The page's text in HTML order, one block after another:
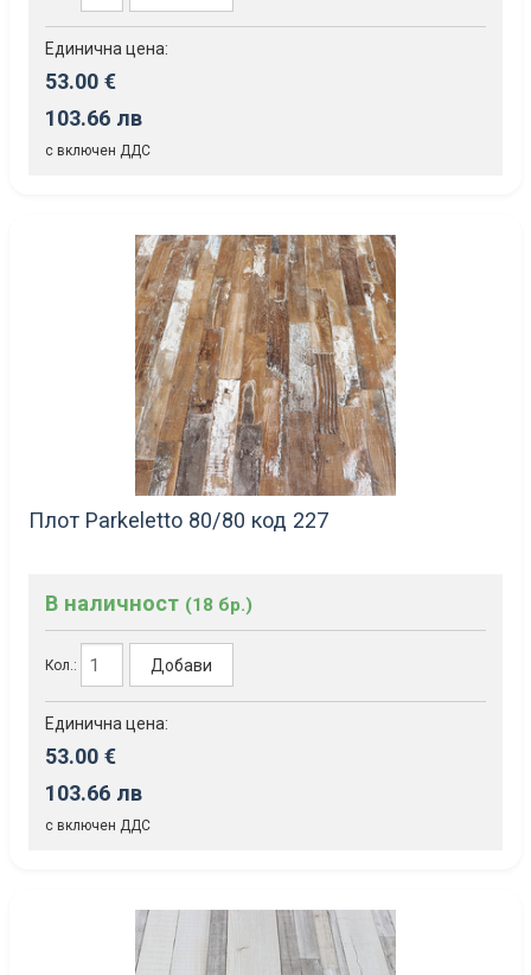
Единична цена:
53.00 €
103.66 лв
с включен ДДС
Плот Parkeletto 80/80 код 227
В наличност (18 бр.)
Кол.: Добави
Единична цена:
53.00 €
103.66 лв
с включен ДДС